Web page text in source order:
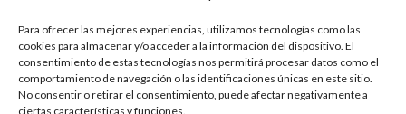
Para ofrecer las mejores experiencias, utilizamos tecnologías como las
cookies para almacenar y/o acceder a la información del dispositivo. El
consentimiento de estas tecnologías nos permitirá procesar datos como el
comportamiento de navegación o las identificaciones únicas en este sitio.
No consentir o retirar el consentimiento, puede afectar negativamente a
ciertas características y funciones.